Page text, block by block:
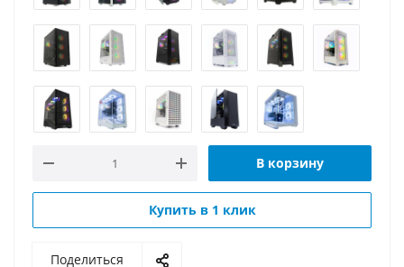
В корзину
Купить в 1 клик
Поделиться